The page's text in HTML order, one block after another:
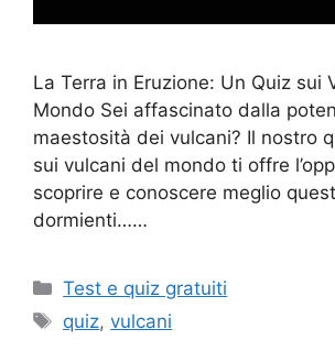
La Terra in Eruzione: Un Quiz sui
Mondo Sei affascinato dalla
maestosità dei vulcani? Il nostro
sui vulcani del mondo ti offre
scoprire e conoscere meglio
dormienti……
Categorie
Test e quiz gratuiti
Tag
quiz,vulcani